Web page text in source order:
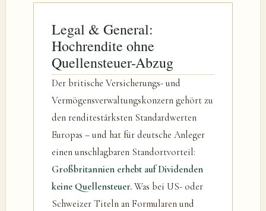
Legal & General:
Hochrendite ohne
Quellensteuer-Abzug
Der britische Versicherungs- und
Vermögensverwaltungskonzern gehört zu
den renditestärksten Standardwerten
Europas – und hat für deutsche Anleger
einen unschlagbaren Standortvorteil:
Großbritannien erhebt auf Dividenden
keine Quellensteuer.Was bei US- oder
Schweizer Titeln an Formularen und